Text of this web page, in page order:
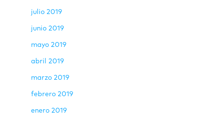
julio 2019
junio 2019
mayo 2019
abril 2019
marzo 2019
febrero 2019
enero 2019